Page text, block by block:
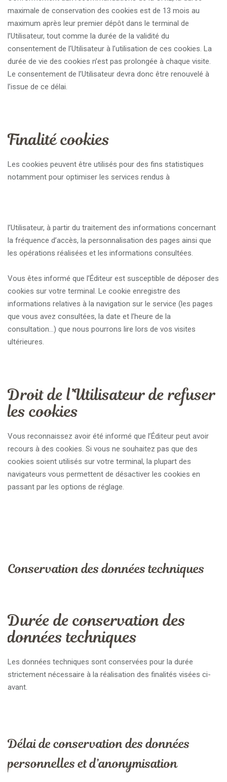
maximale de conservation des cookies est de 13 mois au
maximum après leur premier dépôt dans le terminal de
l’Utilisateur, tout comme la durée de la validité du
consentement de l’Utilisateur à l’utilisation de ces cookies. La
durée de vie des cookies n’est pas prolongée à chaque visite.
Le consentement de l’Utilisateur devra donc être renouvelé à
l’issue de ce délai.
Finalité cookies
Les cookies peuvent être utilisés pour des fins statistiques
notamment pour optimiser les services rendus à
l’Utilisateur, à partir du traitement des informations concernant
la fréquence d’accès, la personnalisation des pages ainsi que
les opérations réalisées et les informations consultées.
Vous êtes informé que l’Éditeur est susceptible de déposer des
cookies sur votre terminal. Le cookie enregistre des
informations relatives à la navigation sur le service (les pages
que vous avez consultées, la date et l’heure de la
consultation…) que nous pourrons lire lors de vos visites
ultérieures.
Droit de l’Utilisateur de refuser
les cookies
Vous reconnaissez avoir été informé que l’Éditeur peut avoir
recours à des cookies. Si vous ne souhaitez pas que des
cookies soient utilisés sur votre terminal, la plupart des
navigateurs vous permettent de désactiver les cookies en
passant par les options de réglage.
Conservation des données techniques
Durée de conservation des
données techniques
Les données techniques sont conservées pour la durée
strictement nécessaire à la réalisation des finalités visées ci-
avant.
Délai de conservation des données
personnelles et d’anonymisation